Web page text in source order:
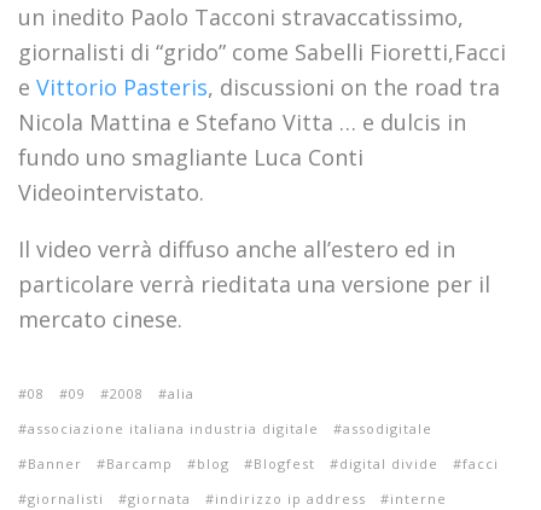
un inedito Paolo Tacconi stravaccatissimo,
giornalisti di “grido” come Sabelli Fioretti,Facci
e Vittorio Pasteris, discussioni on the road tra
Nicola Mattina e Stefano Vitta … e dulcis in
fundo uno smagliante Luca Conti
Videointervistato.
Il video verrà diffuso anche all’estero ed in
particolare verrà rieditata una versione per il
mercato cinese.
08 09 2008
alia
associazione italiana industria digitale
assodigitale
Banner
Barcamp blog Blogfest digital divide
facci
giornalisti
giornata indirizzo ip address
interne